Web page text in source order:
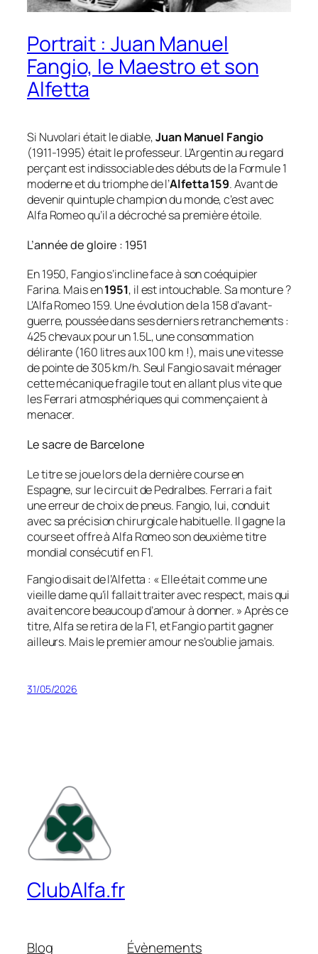
Portrait : Juan Manuel
Fangio, le Maestro et son
Alfetta
Si Nuvolari était le diable,Juan Manuel Fangio
(1911-1995) était le professeur. L’Argentin au regard
perçant est indissociable des débuts de la Formule 1
moderne et du triomphe de l’Alfetta 159. Avant de
devenir quintuple champion du monde, c’est avec
Alfa Romeo qu’il a décroché sa première étoile.
L’année de gloire : 1951
En 1950, Fangio s’incline face à son coéquipier
Farina. Mais en1951, il est intouchable. Sa monture ?
L’Alfa Romeo 159. Une évolution de la 158 d’avant-
guerre, poussée dans ses derniers retranchements :
425 chevaux pour un 1.5L, une consommation
délirante (160 litres aux 100 km !), mais une vitesse
de pointe de 305 km/h. Seul Fangio savait ménager
cette mécanique fragile tout en allant plus vite que
les Ferrari atmosphériques qui commençaient à
menacer.
Le sacre de Barcelone
Le titre se joue lors de la dernière course en
Espagne, sur le circuit de Pedralbes. Ferrari a fait
une erreur de choix de pneus. Fangio, lui, conduit
avec sa précision chirurgicale habituelle. Il gagne la
course et offre à Alfa Romeo son deuxième titre
mondial consécutif en F1.
Fangio disait de l’Alfetta : « Elle était comme une
vieille dame qu’il fallait traiter avec respect, mais qui
avait encore beaucoup d’amour à donner. »Après ce
titre, Alfa se retira de la F1, et Fangio partit gagner
ailleurs. Mais le premier amour ne s’oublie jamais.
31/05/2026
ClubAlfa.fr
Blog Évènements